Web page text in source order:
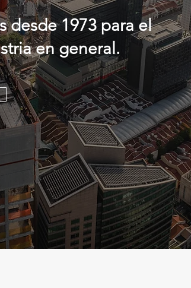
desde 1973 para el
en general.